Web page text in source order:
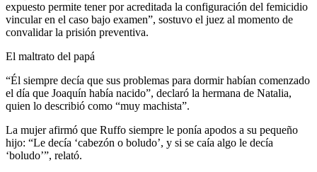
expuesto permite tener por acreditada la configuración del femicidio
vincular en el caso bajo examen”, sostuvo el juez al momento de
convalidar la prisión preventiva.
El maltrato del papá
“Él siempre decía que sus problemas para dormir habían comenzado
el día que Joaquín había nacido”, declaró la hermana de Natalia,
quien lo describió como “muy machista”.
La mujer afirmó que Ruffo siempre le ponía apodos a su pequeño
hijo: “Le decía ‘cabezón o boludo’, y si se caía algo le decía
‘boludo’”, relató.